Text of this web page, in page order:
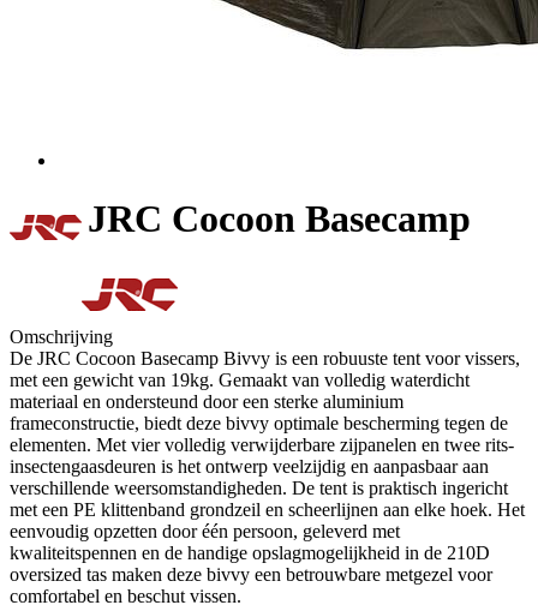
JRC Cocoon Basecamp
Omschrijving
De JRC Cocoon Basecamp Bivvy is een robuuste tent voor vissers,
met een gewicht van 19kg. Gemaakt van volledig waterdicht
materiaal en ondersteund door een sterke aluminium
frameconstructie, biedt deze bivvy optimale bescherming tegen de
elementen. Met vier volledig verwijderbare zijpanelen en twee rits-
insectengaasdeuren is het ontwerp veelzijdig en aanpasbaar aan
verschillende weersomstandigheden. De tent is praktisch ingericht
met een PE klittenband grondzeil en scheerlijnen aan elke hoek. Het
eenvoudig opzetten door één persoon, geleverd met
kwaliteitspennen en de handige opslagmogelijkheid in de 210D
oversized tas maken deze bivvy een betrouwbare metgezel voor
comfortabel en beschut vissen.